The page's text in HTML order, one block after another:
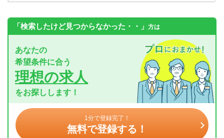
「検索したけど見つからなかった・・」 方は
あなたの
希望条件に合う
理想の求人
をお探しします！
1分で登録完了！
無料で登録する！